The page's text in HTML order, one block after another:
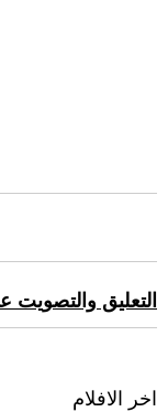
التعليق
اخر الافلام